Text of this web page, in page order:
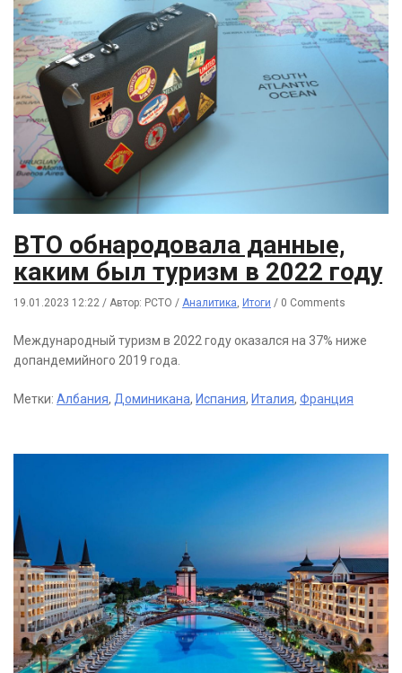
ВТО обнародовала данные,
каким был туризм в 2022 году
19.01.2023 12:22 / Автор: РСТО / Аналитика Итоги / 0 Comments
Международный туризм в 2022 году оказался на 37% ниже
допандемийного 2019 года.
Метки: Албания, Доминикана, Испания, Италия, Франция